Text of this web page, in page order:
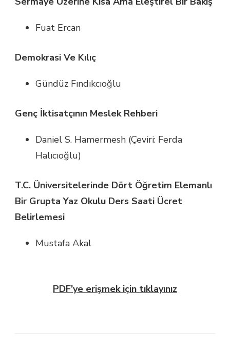
Fuat Ercan
Demokrasi Ve Kılıç
Gündüz Fındıkcıoğlu
Genç İktisatçının Meslek Rehberi
Daniel S. Hamermesh (Çeviri: Ferda
Halıcıoğlu)
T.C. Üniversitelerinde Dört Öğretim Elemanlı
Bir Grupta Yaz Okulu Ders Saati Ücret
Belirlemesi
Mustafa Akal
PDF’ye erişmek için tıklayınız